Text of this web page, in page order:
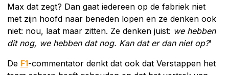
Max dat zegt? Dan gaat iedereen op de fabriek niet
met zijn hoofd naar beneden lopen en ze denken ook
niet: nou, laat maar zitten. Ze denken juist: we hebben
dit nog, we hebben dat nog. Kan dat er dan niet op?'
De F1-commentator denkt dat ook dat Verstappen het